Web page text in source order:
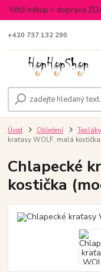
Větší nákup = doprava
+420 737 132 290
Úvod Oblečení
kraťasy WOLF, malá
Chlapecké
kostička